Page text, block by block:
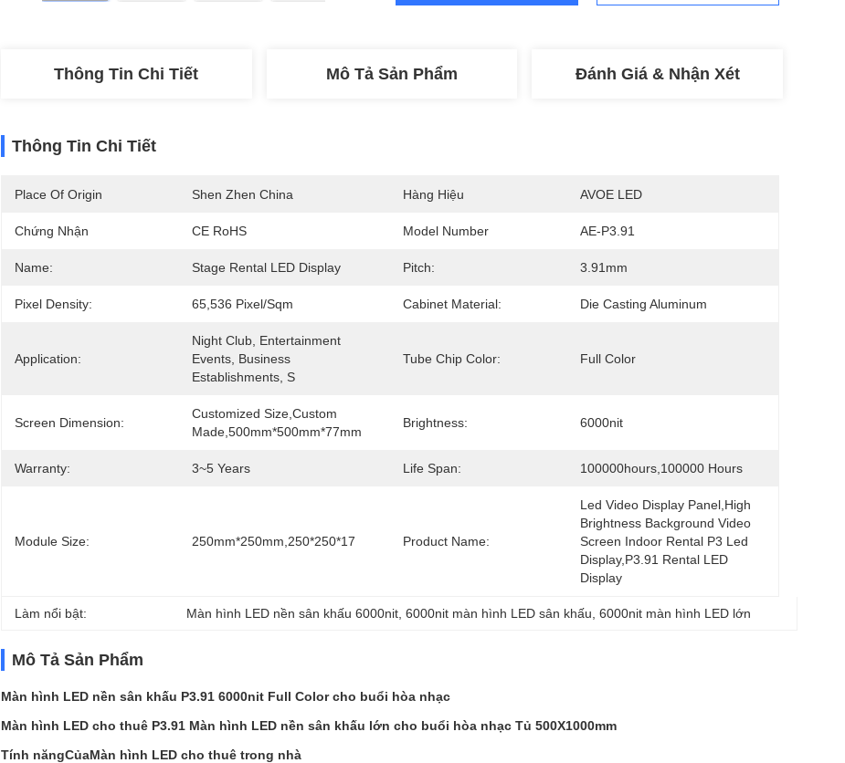
Thông Tin Chi Tiết Mô Tả Sản Phẩm Đánh Giá & Nhận Xét
Thông Tin Chi Tiết
Place Of Origin Shen Zhen China Hàng Hiệu AVOE LED
Chứng Nhận CE RoHS Model Number AE-P3.91
Name: Stage Rental LED Display Pitch: 3.91mm
Pixel Density: 65,536 Pixel/sqm Cabinet Material: Die Casting Aluminum
Application:
Night Club, Entertainment
Events, Business
Establishments, S
Tube Chip Color: Full Color
Screen Dimension:
Customized Size,Custom
Made,500mm*500mm*77mm
Brightness: 6000nit
Warranty: 3~5 Years Life Span: 100000hours,100000 Hours
Module Size: 250mm*250mm,250*250*17 Product Name:
Led Video Display Panel,High
Brightness Background Video
Screen Indoor Rental P3 Led
Display,P3.91 Rental LED
Display
Làm nổi bật: Màn hình LED nền sân khấu 6000nit , 6000nit màn hình LED sân khấu , 6000nit màn hình LED lớn
Mô Tả Sản Phẩm
Màn hình LED nền sân khấu P3.91 6000nit Full Color cho buổi hòa nhạc
Màn hình LED cho thuê P3.91 Màn hình LED nền sân khấu lớn cho buổi hòa nhạc Tủ 500X1000mm
Tính năngCủaMàn hình LED cho thuê trong nhà